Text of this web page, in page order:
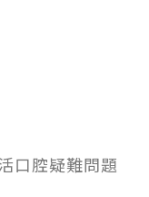
口腔疑難問題